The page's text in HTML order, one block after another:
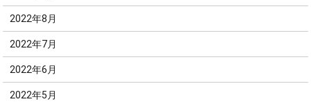
2022年8月
2022年7月
2022年6月
2022年5月